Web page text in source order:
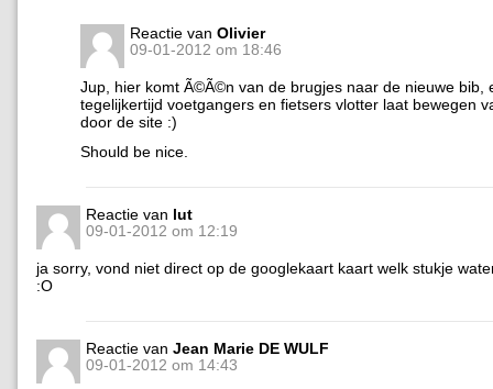
Reactie van Olivier
09-01-2012 om 18:46
Jup, hier komt Ã©Ã©n van de brugjes naar de nieuwe bib,
tegelijkertijd voetgangers en fietsers vlotter laat bewegen
door de site :)
Should be nice.
Reactie van lut
09-01-2012 om 12:19
ja sorry, vond niet direct op de googlekaart kaart welk stukje
:O
Reactie van Jean Marie DE WULF
09-01-2012 om 14:43